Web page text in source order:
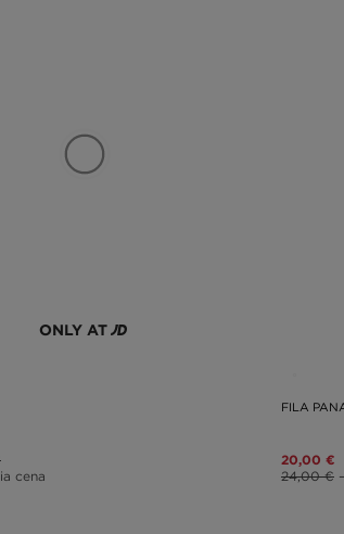
ONLY AT
cena
FILA
20,00 €
24,00 €